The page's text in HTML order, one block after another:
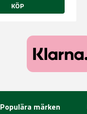
KÖP
Populära märken